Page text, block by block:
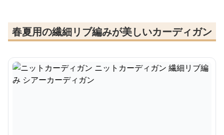
春夏用の繊細リブ編みが美しいカーディガン